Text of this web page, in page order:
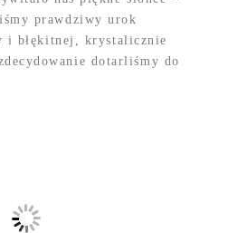
prawdziwy urok
i błękitnej, krystalicznie
dotarliśmy do